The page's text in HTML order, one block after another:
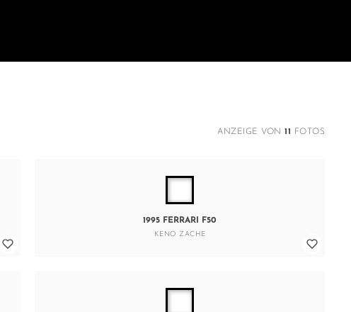
ANZEIGE VON 11 FOTOS
1995 FERRARI F50
KENO ZACHE